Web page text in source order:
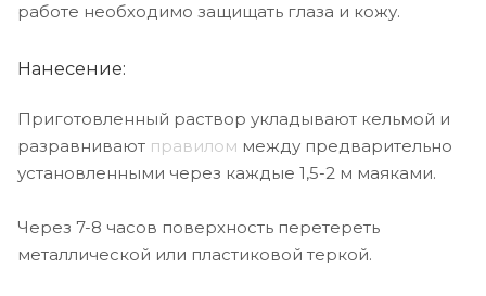
работе необходимо защищать глаза и кожу.
Нанесение:
Приготовленный раствор укладывают кельмой и
разравнивают правилом между предварительно
установленными через каждые 1,5-2 м маяками.
Через 7-8 часов поверхность перетереть
металлической или пластиковой теркой.